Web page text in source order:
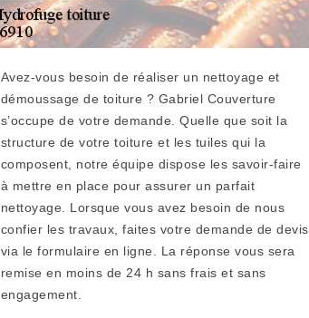
Avez-vous besoin de réaliser un nettoyage et
démoussage de toiture ? Gabriel Couverture
s’occupe de votre demande. Quelle que soit la
structure de votre toiture et les tuiles qui la
composent, notre équipe dispose les savoir-faire
à mettre en place pour assurer un parfait
nettoyage. Lorsque vous avez besoin de nous
confier les travaux, faites votre demande de devis
via le formulaire en ligne. La réponse vous sera
remise en moins de 24 h sans frais et sans
engagement.